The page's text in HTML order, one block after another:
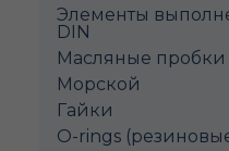
Элементы
DIN
Масляные пробки
Морской
Гайки
O-rings